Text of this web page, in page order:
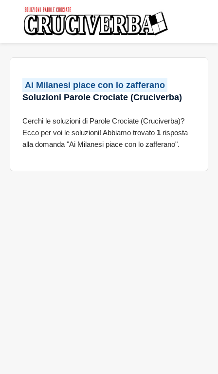
Ai Milanesi piace con lo zafferano
Soluzioni Parole Crociate (Cruciverba)
Cerchi le soluzioni di Parole Crociate (Cruciverba)?
Ecco per voi le soluzioni! Abbiamo trovato 1 risposta
alla domanda "Ai Milanesi piace con lo zafferano".